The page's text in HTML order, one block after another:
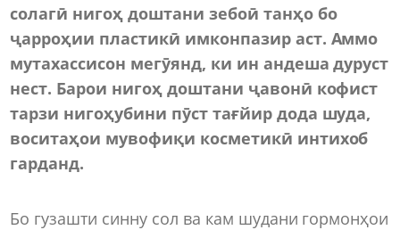
солагӣ нигоҳ доштани зебоӣ танҳо бо
ҷарроҳии пластикӣ имконпазир аст. Аммо
мутахассисон мегӯянд, ки ин андеша дуруст
нест. Барои нигоҳ доштани ҷавонӣ кофист
тарзи нигоҳубини пӯст тағйир дода шуда,
воситаҳои мувофиқи косметикӣ интихоб
гарданд.
Бо гузашти синну сол ва кам шудани гормонҳои